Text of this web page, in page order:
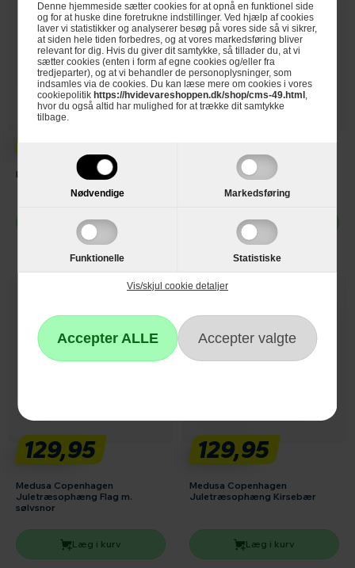
Denne hjemmeside sætter cookies for at opnå en funktionel side
og for at huske dine foretrukne indstillinger. Ved hjælp af cookies
laver vi statistikker og analyserer besøg på vores side så vi sikrer,
at siden hele tiden forbedres, og at vores markedsføring bliver
relevant for dig. Hvis du giver dit samtykke, så tillader du, at vi
sætter cookies (enten i form af egne cookies og/eller fra
tredjeparter), og at vi behandler de personoplysninger, som
indsamles via de cookies. Du kan læse mere om cookies i vores
cookiepolitik https://hvidevareshoppen.dk/shop/cms-49.html ,
hvor du også altid har mulighed for at trække dit samtykke
tilbage.
Nødvendige Markedsføring
Funktionelle Statistiske
Vis/skjul cookie detaljer
LED Bloklys 18 cm - hvid
Læg i kurv
Medusa Copenhagen
Læg i kurv
129,95
Medusa Copenhagen
Juletræsophæng Flag m.
sølvsnor
Læg i kurv
129,95
Medusa Copenhagen
Juletræsophæng Kirsebær
Læg i kurv